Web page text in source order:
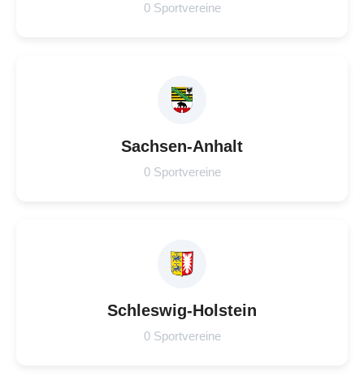
0 Sportvereine
Sachsen-Anhalt
0 Sportvereine
Schleswig-Holstein
0 Sportvereine